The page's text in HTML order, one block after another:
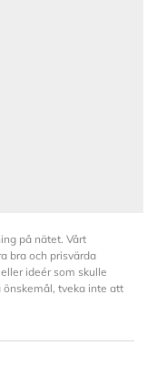
på nätet. Vårt
bra och prisvärda
ideér som skulle
önskemål, tveka inte att